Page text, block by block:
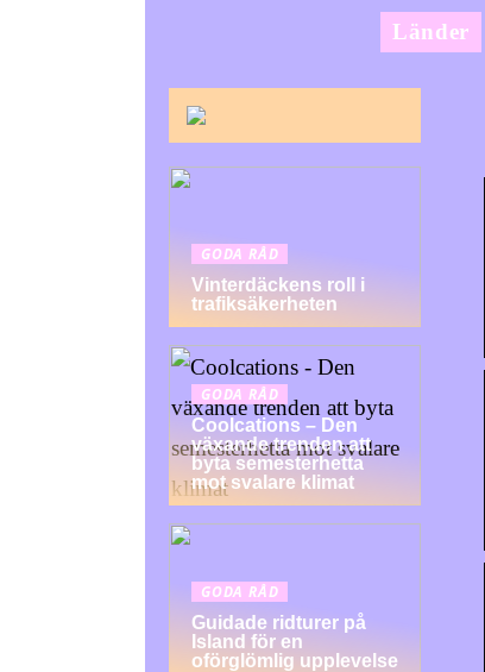
Länder
GODA RÅD
Vinterdäckens roll i
trafiksäkerheten
GODA RÅD
Coolcations – Den
växande trenden att
byta semesterhetta
mot svalare klimat
GODA RÅD
Guidade ridturer på
Island för en
oförglömlig upplevelse